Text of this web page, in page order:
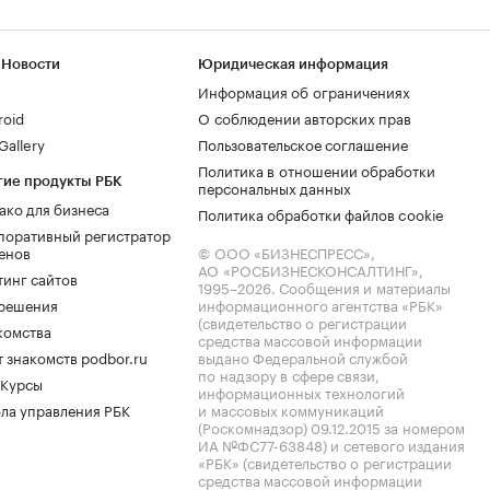
продукты РБК
для бизнеса
регистратор
сайтов
знакомств podbor.ru
управления РБК
Юридическая информация
Информация об ограничениях
О соблюдении авторских прав
Пользовательское соглашение
Политика в отношении обработки
персональных данных
Политика обработки файлов cookie
© ООО «БИЗНЕСПРЕСС»,
АО «РОСБИЗНЕСКОНСАЛТИНГ»,
1995–2026. Сообщения и материалы
информационного агентства «РБК»
(свидетельство о регистрации
средства массовой информации
выдано Федеральной службой
по надзору в сфере связи,
информационных технологий
и массовых коммуникаций
(Роскомнадзор) 09.12.2015 за номером
ИА №ФС77-63848) и сетевого издания
«РБК» (свидетельство о регистрации
средства массовой информации